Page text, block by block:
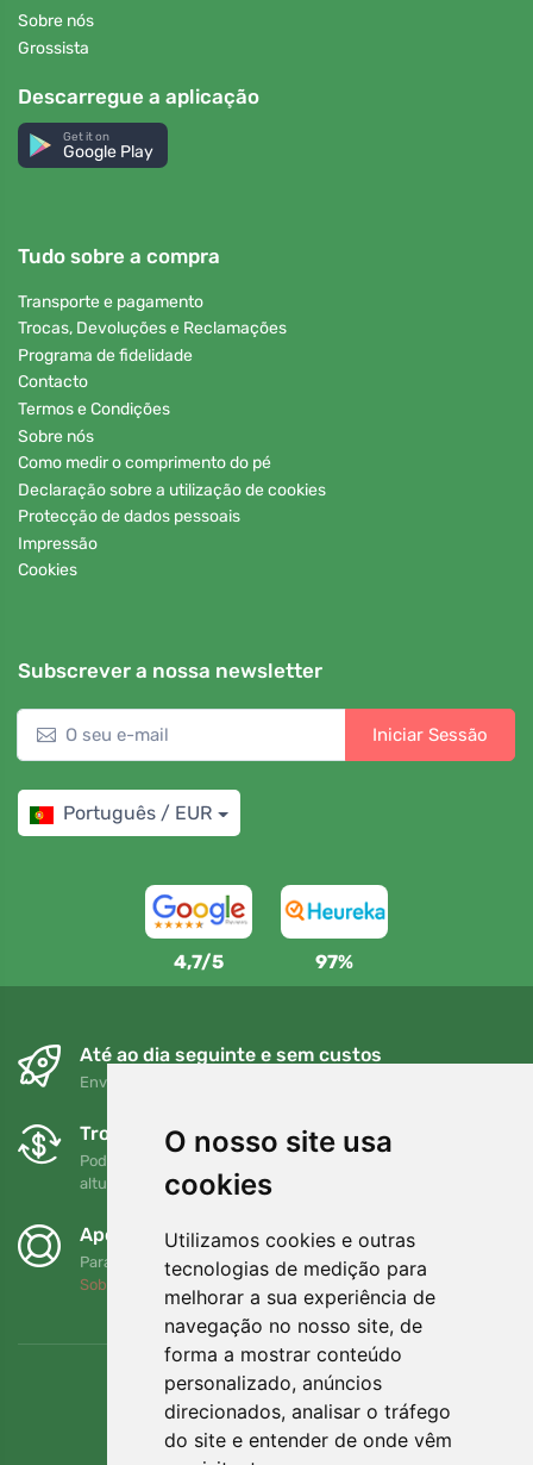
O nosso site usa
cookies
Utilizamos cookies e outras
tecnologias de medição para
melhorar a sua experiência de
navegação no nosso site, de
forma a mostrar conteúdo
personalizado, anúncios
direcionados, analisar o tráfego
do site e entender de onde vêm
Sobre nós
Grossista
Descarregue a aplicação
Get it on
Google Play
Tudo sobre a compra
Transporte e pagamento
Trocas, Devoluções e Reclamações
Programa de fidelidade
Contacto
Termos e Condições
Sobre nós
Como medir o comprimento do pé
Declaração sobre a utilização de cookies
Protecção de dados pessoais
Impressão
Cookies
Subscrever a nossa newsletter
Iniciar Sessão
Português / EUR
4,7/5 97%
Até ao dia seguinte e sem custos
Envio gratuito para encomendas superiores a 80 EUR
Trocas e devoluções gratuitas
Pode devolver ou trocar a sua encomenda em qualquer
altura no prazo de 90 dias
Apoiamos a Trees.org
Para cada encomenda plantamos uma árvore! Leia mais
Sobre nós